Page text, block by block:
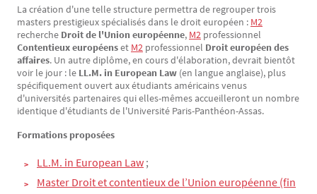
La création d'une telle structure permettra de regrouper trois
masters prestigieux spécialisés dans le droit européen : M2
recherche Droit de l'Union européenne, M2 professionnel
Contentieux européenset M2 professionnel Droit européen des
affaires. Un autre diplôme, en cours d'élaboration, devrait bientôt
voir le jour : le LL.M. in European Law (en langue anglaise), plus
spécifiquement ouvert aux étudiants américains venus
d'universités partenaires qui elles-mêmes accueilleront un nombre
identique d'étudiants de l'Université Paris-Panthéon-Assas.
Formations proposées
LL.M. in European Law ;
Master Droit et contentieux de l’Union européenne (fin